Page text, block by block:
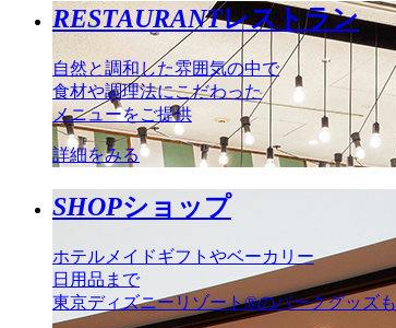
RESTAURANTレストラン
自然と調和した雰囲気の中で
食材や調理法にこだわった
メニューをご提供
詳細をみる
SHOPショップ
ホテルメイドギフトやベーカリー
日用品まで
東京ディズニーリゾート®のパークグッズも